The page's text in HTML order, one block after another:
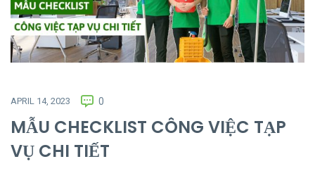
APRIL 14, 2023 0
MẪU CHECKLIST CÔNG VIỆC TẠP
VỤ CHI TIẾT